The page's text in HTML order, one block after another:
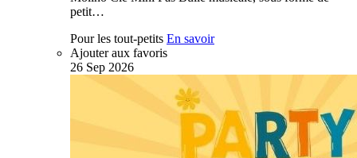
petit…
Pour les tout-petits En savoir
Ajouter aux favoris
26 Sep 2026